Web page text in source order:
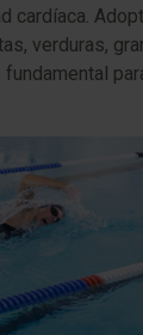
cardíaca.
verduras,